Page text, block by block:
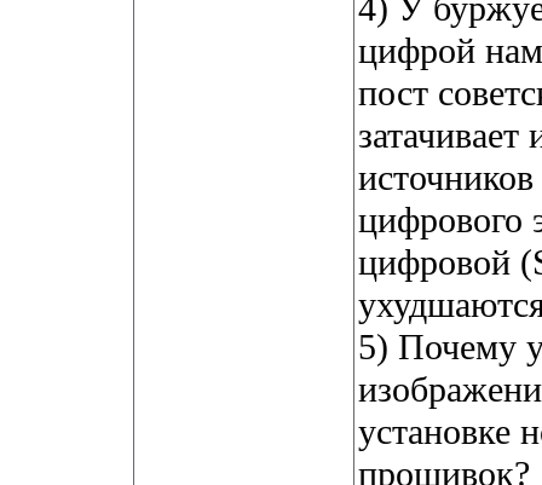
4) У
цифрой
пост
цифрового
цифровой
5) Почему
установке
прошивок?